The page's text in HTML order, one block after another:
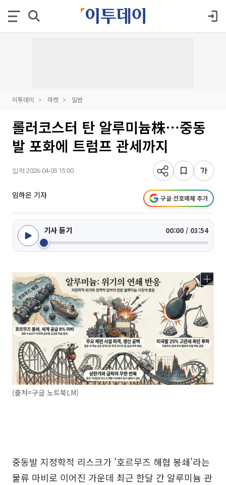
이투데이 마켓 일반
롤러코스터 탄 알루미늄株⋯중동
발 포화에 트럼프 관세까지
입력 2026-04-05 15:00
임하은 기자 구글 선호매체 추가
기사 듣기 00:00 / 03:54
(출처=구글 노트북LM)
중동발 지정학적 리스크가 '호르무즈 해협 봉쇄'라는
물류 마비로 이어진 가운데 최근 한달 간 알루미늄 관